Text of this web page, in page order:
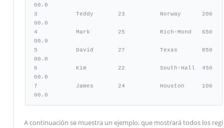
00.0
3           Teddy       23          Norway      200
00.0
4           Mark        25          Rich-Mond   650
00.0
5           David       27          Texas       850
00.0
6           Kim         22          South-Hall  450
00.0
7           James       24          Houston     100
00.0
A continuación se muestra un ejemplo, que mostrará todos los regi